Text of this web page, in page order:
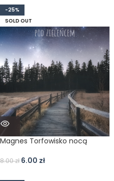
-25%
SOLD OUT
Magnes Torfowisko nocą
8.00zł 6.00 zł